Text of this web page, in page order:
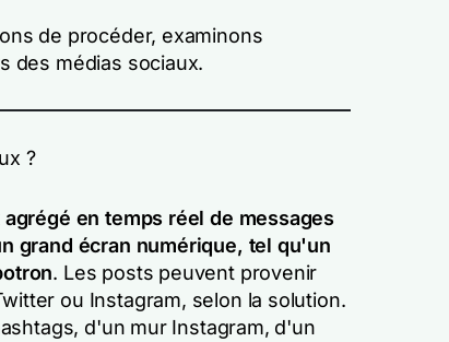
de procéder, examinons
des médias sociaux.
?
en temps réel de messages
grand écran numérique, tel qu'un
. Les posts peuvent provenir
ou Instagram, selon la solution.
d'un mur Instagram, d'un